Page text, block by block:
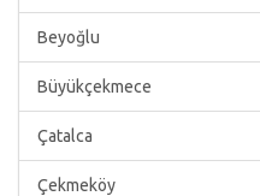
Beyoğlu
Büyükçekmece
Çatalca
Çekmeköy